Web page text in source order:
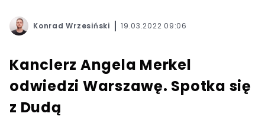
Konrad Wrzesiński 19.03.2022 09:06
Kanclerz Angela Merkel
odwiedzi Warszawę. Spotka się
z Dudą